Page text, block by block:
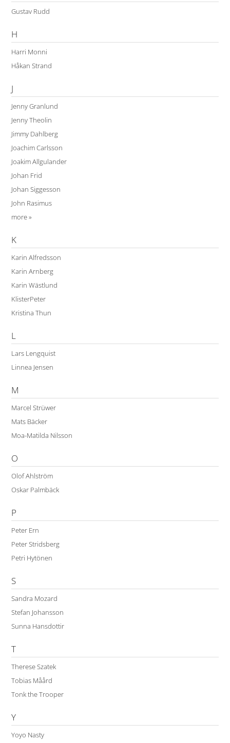
Gustav Rudd
H
Harri Monni
Håkan Strand
J
Jenny Granlund
Jenny Theolin
Jimmy Dahlberg
Joachim Carlsson
Joakim Allgulander
Johan Frid
Johan Siggesson
John Rasimus
more »
K
Karin Alfredsson
Karin Arnberg
Karin Wästlund
KlisterPeter
Kristina Thun
L
Lars Lengquist
Linnea Jensen
M
Marcel Strüwer
Mats Bäcker
Moa-Matilda Nilsson
O
Olof Ahlström
Oskar Palmbäck
P
Peter Ern
Peter Stridsberg
Petri Hytönen
S
Sandra Mozard
Stefan Johansson
Sunna Hansdottir
T
Therese Szatek
Tobias Måård
Tonk the Trooper
Y
Yoyo Nasty